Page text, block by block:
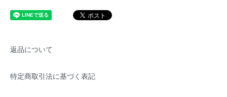
返品について
特定商取引法に基づく表記